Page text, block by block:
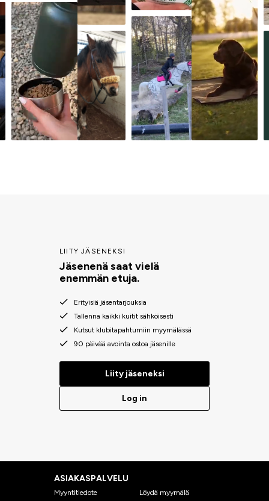
LIITY JÄSENEKSI
Jäsenenä saat vielä
enemmän etuja.
Erityisiä jäsentarjouksia
Tallenna kaikki kuitit sähköisesti
Kutsut klubitapahtumiin myymälässä
90 päivää avointa ostoa jäsenille
Liity jäseneksi
Log in
ASIAKASPALVELU
Myyntitiedote
Löydä myymälä